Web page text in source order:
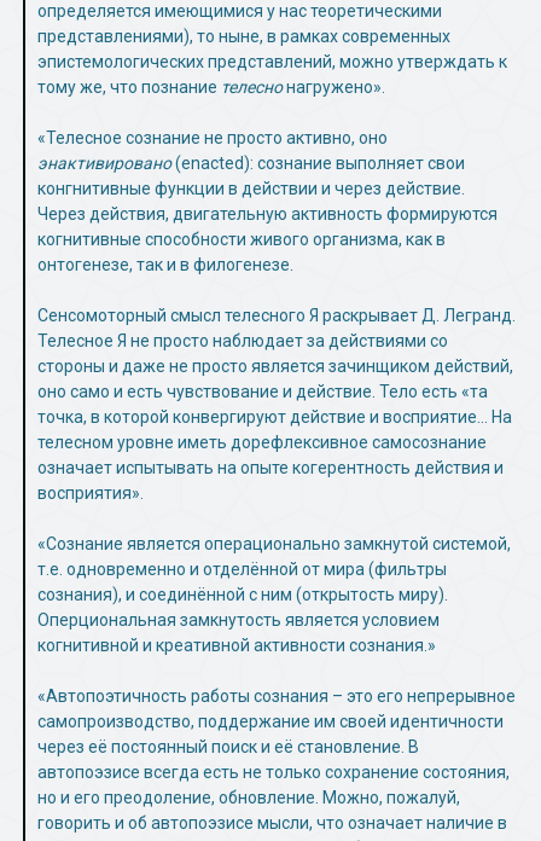
определяется имеющимися у нас теоретическими
представлениями), то ныне, в рамках современных
эпистемологических представлений, можно утверждать к
тому же, что познание телеснонагружено».
«Телесное сознание не просто активно, оно
энактивировано(enacted): сознание выполняет свои
конгнитивные функции в действии и через действие.
Через действия, двигательную активность формируются
когнитивные способности живого организма, как в
онтогенезе, так и в филогенезе.
Сенсомоторный смысл телесного Я раскрывает Д. Легранд.
Телесное Я не просто наблюдает за действиями со
стороны и даже не просто является зачинщиком действий,
оно само и есть чувствование и действие. Тело есть «та
точка, в которой конвергируют действие и восприятие… На
телесном уровне иметь дорефлексивное самосознание
означает испытывать на опыте когерентность действия и
восприятия».
«Сознание является операционально замкнутой системой,
т.е. одновременно и отделённой от мира (фильтры
сознания), и соединённой с ним (открытость миру).
Оперциональная замкнутость является условием
когнитивной и креативной активности сознания.»
«Автопоэтичность работы сознания – это его непрерывное
самопроизводство, поддержание им своей идентичности
через её постоянный поиск и её становление. В
автопоэзисе всегда есть не только сохранение состояния,
но и его преодоление, обновление. Можно, пожалуй,
говорить и об автопоэзисе мысли, что означает наличие в